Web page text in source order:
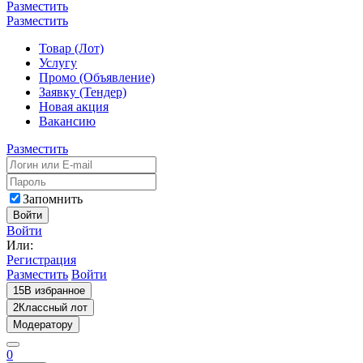
Разместить
Разместить
Товар (Лот)
Услугу
Промо (Объявление)
Заявку (Тендер)
Новая акция
Вакансию
Разместить
Запомнить
Войти
Войти
Или:
Регистрация
Разместить Войти
15В избранное
2Классный лот
Модератору
0